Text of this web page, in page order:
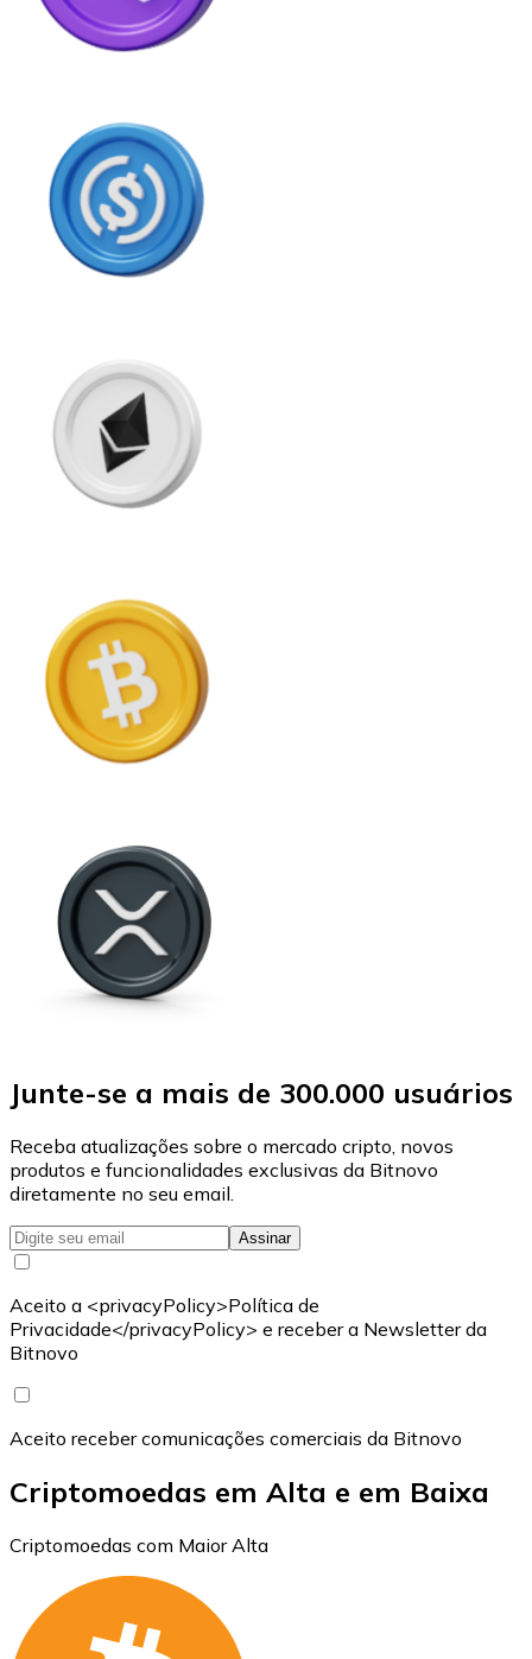
Junte-se a mais de 300.000 usuários
Receba atualizações sobre o mercado cripto, novos
produtos e funcionalidades exclusivas da Bitnovo
diretamente no seu email.
Assinar
Aceito a <privacyPolicy>Política de
Privacidade</privacyPolicy> e receber a Newsletter da
Bitnovo
Aceito receber comunicações comerciais da Bitnovo
Criptomoedas em Alta e em Baixa
Criptomoedas com Maior Alta